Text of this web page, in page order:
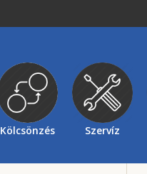
Kölcsönzés Szervíz